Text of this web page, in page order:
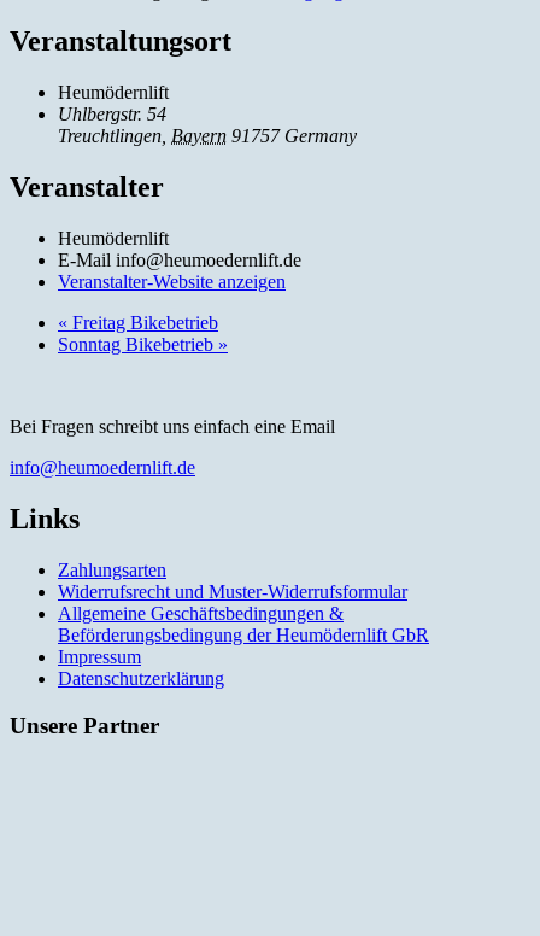
Veranstaltungsort
Heumödernlift
Uhlbergstr. 54
Treuchtlingen Bayern 91757 Germany
Veranstalter
Heumödernlift
E-Mail info@heumoedernlift.de
Veranstalter-Website anzeigen
« Freitag Bikebetrieb
Sonntag Bikebetrieb »
Bei Fragen schreibt uns einfach eine Email
info@heumoedernlift.de
Links
Zahlungsarten
Widerrufsrecht und Muster-Widerrufsformular
Allgemeine Geschäftsbedingungen &
Beförderungsbedingung der Heumödernlift GbR
Impressum
Datenschutzerklärung
Unsere Partner